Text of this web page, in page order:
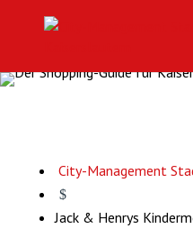
City-Management
$
Jack & Henrys